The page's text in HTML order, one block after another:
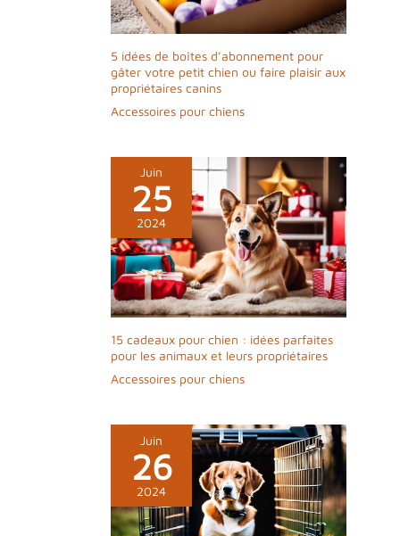
5 idées de boîtes d’abonnement pour
gâter votre petit chien ou faire plaisir aux
propriétaires canins
Accessoires pour chiens
Juin
25
2024
15 cadeaux pour chien : idées parfaites
pour les animaux et leurs propriétaires
Accessoires pour chiens
Juin
26
2024